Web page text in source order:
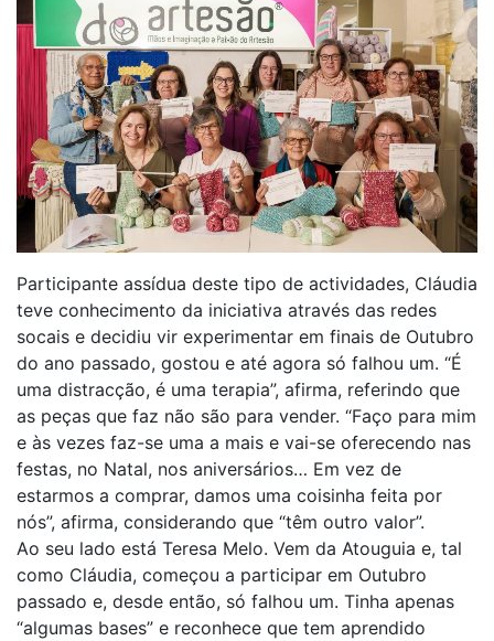
Participante assídua deste tipo de actividades, Cláudia
teve conhecimento da iniciativa através das redes
socais e decidiu vir experimentar em finais de Outubro
do ano passado, gostou e até agora só falhou um. “É
uma distracção, é uma terapia”, afirma, referindo que
as peças que faz não são para vender. “Faço para mim
e às vezes faz-se uma a mais e vai-se oferecendo nas
festas, no Natal, nos aniversários… Em vez de
estarmos a comprar, damos uma coisinha feita por
nós”, afirma, considerando que “têm outro valor”.
Ao seu lado está Teresa Melo. Vem da Atouguia e, tal
como Cláudia, começou a participar em Outubro
passado e, desde então, só falhou um. Tinha apenas
“algumas bases” e reconhece que tem aprendido